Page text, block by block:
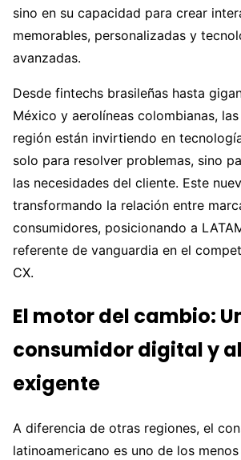
sino en su capacidad para crear
memorables, personalizadas y
avanzadas.
Desde fintechs brasileñas hasta
México y aerolíneas colombianas,
región están invirtiendo en
solo para resolver problemas, sino
las necesidades del cliente. Este
transformando la relación entre
consumidores, posicionando a
referente de vanguardia en el
CX.
El motor del cambio:
consumidor digital y
exigente
A diferencia de otras regiones, el
latinoamericano es uno de los